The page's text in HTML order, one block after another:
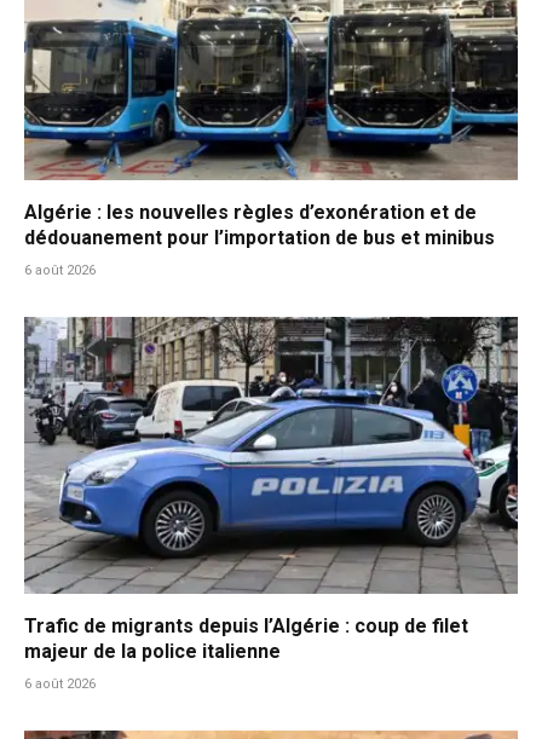
Algérie : les nouvelles règles d’exonération et de
dédouanement pour l’importation de bus et minibus
6 août 2026
Trafic de migrants depuis l’Algérie : coup de filet
majeur de la police italienne
6 août 2026